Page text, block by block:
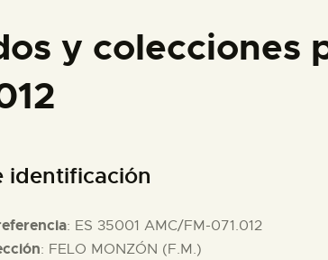
y colecciones
identificación
: ES 35001 AMC/FM-071.012
: FELO MONZÓN (F.M.)